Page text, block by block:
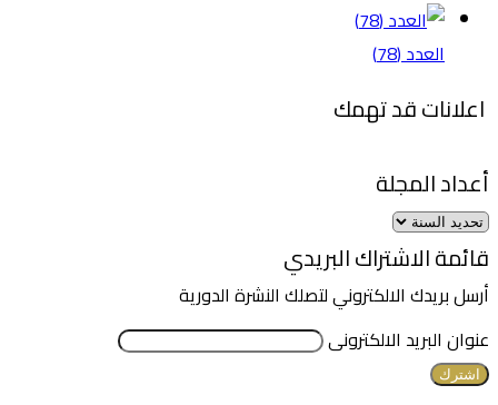
العدد (78)
اعلانات قد تهمك
أعداد المجلة
قائمة الاشتراك البريدي
أرسل بريدك الالكتروني لتصلك النشرة الدورية
عنوان البريد الالكترونى